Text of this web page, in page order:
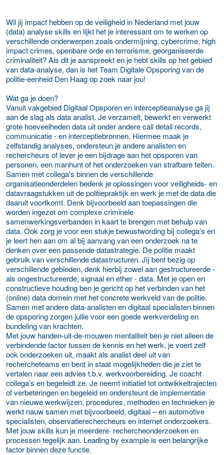
Wil jij impact hebben op de veiligheid in Nederland met jouw
(data) analyse skills en lijkt het je interessant om te werken op
verschillende onderwerpen zoals ondermijning, cybercrime, high
impact crimes, openbare orde en terrorisme, georganiseerde
criminaliteit? Als dit je aanspreekt en je hebt skills op het gebied
van data-analyse, dan is het Team Digitale Opsporing van de
politie-eenheid Den Haag op zoek naar jou!
Wat ga je doen?
Vanuit vakgebied Digitaal Opsporen en interceptieanalyse ga jij
aan de slag als data analist. Je verzamelt, bewerkt en verwerkt
grote hoeveelheden data uit onder andere call detail records,
communicatie - en interceptiebronnen. Hiermee maak je
zelfstandig analyses, ondersteun je andere analisten en
rechercheurs of lever je een bijdrage aan het opsporen van
personen, een manhunt of het onderzoeken van strafbare feiten.
Samen met collega's binnen de verschillende
organisatieonderdelen bedenk je oplossingen voor veiligheids- en
datavraagstukken uit de politiepraktijk en werk je met de data die
daaruit voortkomt. Denk bijvoorbeeld aan toepassingen die
worden ingezet om complexe criminele
samenwerkingsverbanden in kaart te brengen met behulp van
data. Ook zorg je voor een stukje bewustwording bij collega's en
je leert hen aan om al bij aanvang van een onderzoek na te
denken over een passende datastrategie. De politie maakt
gebruik van verschillende datastructuren. Jij bent bezig op
verschillende gebieden, denk hierbij zowel aan gestructureerde -
als ongestructureerde, signaal en ether - data. Met je open en
constructieve houding ben je gericht op het verbinden van het
(online) data domein met het concrete werkveld van de politie.
Samen met andere data-analisten en digitaal specialisten binnen
de opsporing zorgen jullie voor een goede werkverdeling en
bundeling van krachten.
Met jouw handen-uit-de-mouwen mentaliteit ben je niet alleen de
verbindende factor tussen de kennis en het werk, je voert zelf
ook onderzoeken uit, maakt als analist deel uit van
rechercheteams en bent in staat mogelijkheden die je ziet te
vertalen naar een advies t.b.v. werkvoorbereiding. Je coacht
collega’s en begeleidt ze. Je neemt initiatief tot ontwikkeltrajecten
of verbeteringen en begeleid en ondersteunt de implementatie
van nieuwe werkwijzen, procedures, methoden en technieken je
werkt nauw samen met bijvoorbeeld, digitaal – en automotive
specialisten, observatierechercheurs en internet onderzoekers.
Met jouw skills kun je meerdere· rechercheonderzoeken en
processen tegelijk aan. Leading by exampleis een belangrijke
factor binnen deze functie.